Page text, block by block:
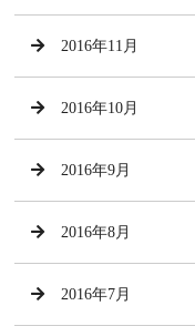
2016年11月
2016年10月
2016年9月
2016年8月
2016年7月